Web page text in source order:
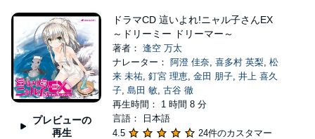
プレビューの
再生
ドラマCD 這いよれ!ニャル子さんEX
～ドリーミー ドリーマー～
著者： 逢空 万太
ナレーター： 阿澄 佳奈, 喜多村 英梨, 松
来 未祐, 釘宮 理恵, 金田 朋子, 井上 喜久
子, 島田 敏, 古谷 徹
再生時間： 1 時間 8 分
言語： 日本語
4.5
24件のカスタマー